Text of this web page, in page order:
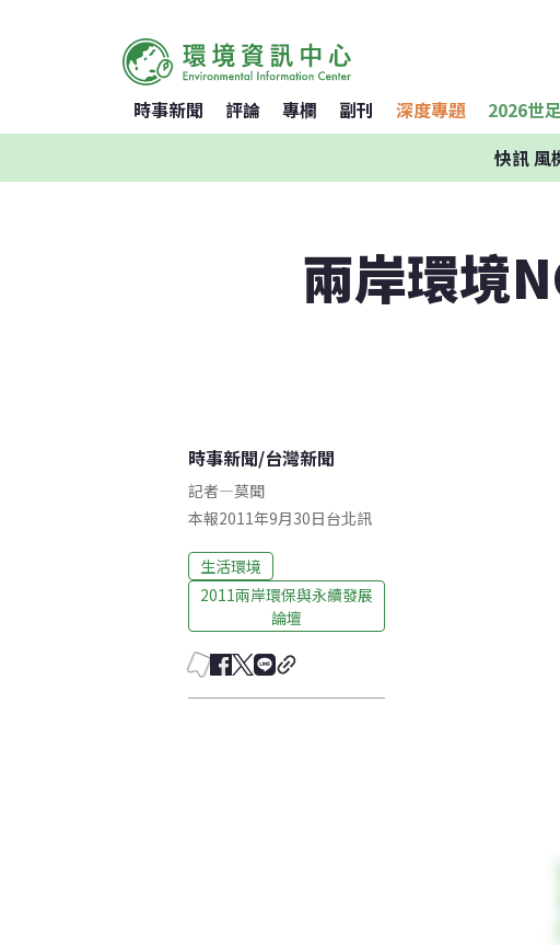
時事新聞 評論 專欄 副刊 深度專題 2026世
快訊風
兩岸環境
時事新聞/台灣新聞
記者—莫聞
本報2011年9月30日台北訊
生活環境
2011兩岸環保與永續發展
論壇